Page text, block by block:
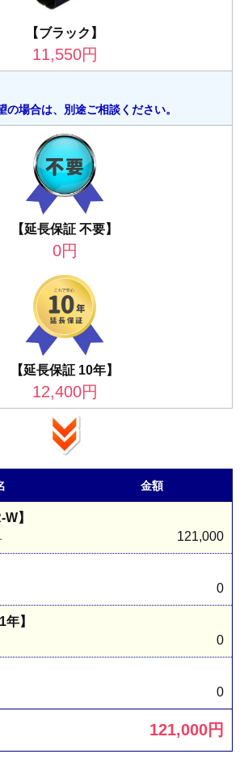
【ブラック】
11,550円
場合は、別途ご相談ください。
【延長保証 不要】
0円
【延長保証 10年】
12,400円
金額
】
121,000
0
年】
0
0
121,000円